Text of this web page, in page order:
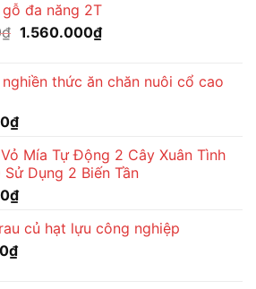
1.680.000₫.là:
1.510.000₫.
đa năng 2T
₫ Giá
1.680.000₫.
1.560.000₫Giá
là:
thức ăn chăn nuôi cổ cao
₫
Mía Tự Động 2 Cây Xuân Tình
Sử Dụng 2 Biến Tần
₫
củ hạt lựu công nghiệp
₫